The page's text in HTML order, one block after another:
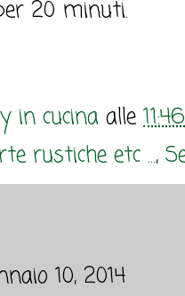
20 minuti.
in cucina alle 11:46
rustiche etc ...,
10, 2014